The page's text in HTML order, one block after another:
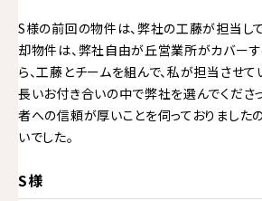
S様の前回の物件は、弊社の工藤が担当し
却物件は、弊社自由が丘営業所がカバー
ら、工藤とチームを組んで、私が担当させ
長いお付き合いの中で弊社を選んでくださ
者への信頼が厚いことを伺っておりました
いでした。
S様